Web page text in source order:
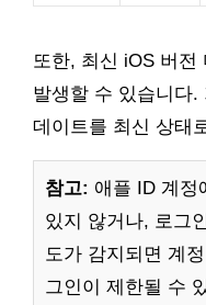
또한, 최신 iOS 버전
발생할 수 있습니다.
데이트를 최신 상태
참고: 애플 ID 계정
있지 않거나, 로그
도가 감지되면 계
그인이 제한될 수